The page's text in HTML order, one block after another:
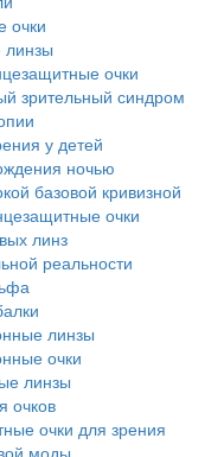
очки
линзы
очки
зрительный синдром
у детей
ночью
базовой кривизной
очки
линз
реальности
линзы
очки
линзы
очков
очки для зрения